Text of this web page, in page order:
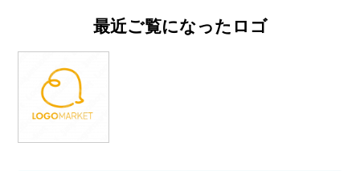
最近ご覧になったロゴ